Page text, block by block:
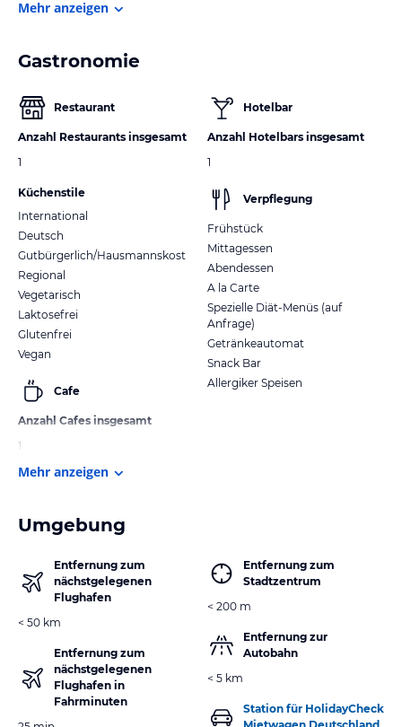
Mehr anzeigen
Gastronomie
Restaurant
Anzahl Restaurants insgesamt
1
Küchenstile
International
Deutsch
Gutbürgerlich/Hausmannskost
Regional
Vegetarisch
Laktosefrei
Glutenfrei
Vegan
Cafe
Anzahl Cafes insgesamt
1
Hotelbar
Anzahl Hotelbars insgesamt
1
Verpflegung
Frühstück
Mittagessen
Abendessen
A la Carte
Spezielle Diät-Menüs (auf
Anfrage)
Getränkeautomat
Snack Bar
Allergiker Speisen
Mehr anzeigen
Umgebung
Entfernung zum
nächstgelegenen
Flughafen
< 50 km
Entfernung zum
nächstgelegenen
Flughafen in
Fahrminuten
Entfernung zum
Stadtzentrum
< 200 m
Entfernung zur
Autobahn
< 5 km
Station für HolidayCheck